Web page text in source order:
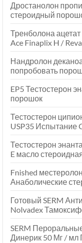
Дростанолон
стероидный
Тренболона
Ace Finaplix H /
Нандролон
попробовать
EP5 Тестостерон
порошок
Тестостерон
USP35 Испытание
Тестостерон
E масло
Fnished
Анаболические
Готовый SERM
Nolvadex
SERM
Динерик 50 Мг / мл